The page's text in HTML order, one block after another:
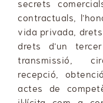
secrets
contractuals,
vida privada,
drets d’un
transmissió,
recepció,
actes de